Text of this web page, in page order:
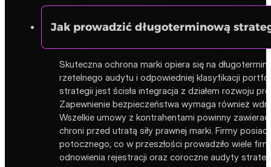
Jak prowadzić długoterminową
Skuteczna ochrona marki opiera się na
rzetelnego audytu i odpowiedniej klasyfikacji
strategii jest ścisła integracja z działem rozwoju
Zapewnienie bezpieczeństwa wymaga również
Wszelkie umowy z kontrahentami powinny
chroni przed utratą siły prawnej marki. Firmy
potocznego, co w przeszłości prowadziło wiele
odnowienia rejestracji oraz coroczne audyty